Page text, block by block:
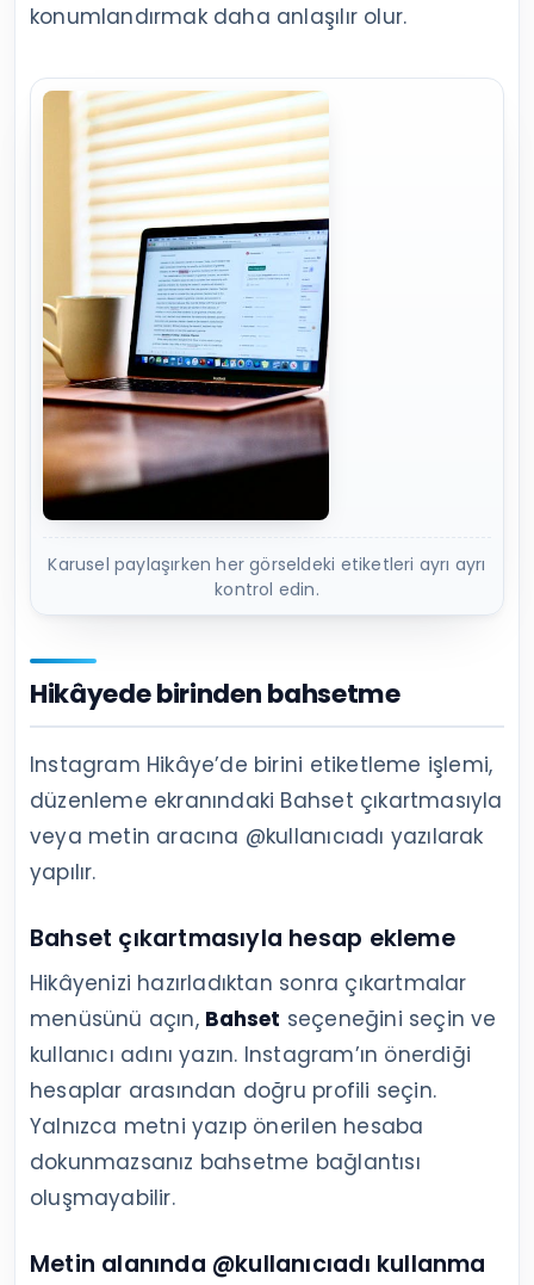
konumlandırmak daha anlaşılır olur.
Karusel paylaşırken her görseldeki etiketleri ayrı ayrı
kontrol edin.
Hikâyede birinden bahsetme
Instagram Hikâye’de birini etiketleme işlemi,
düzenleme ekranındaki Bahset çıkartmasıyla
veya metin aracına @kullanıcıadı yazılarak
yapılır.
Bahset çıkartmasıyla hesap ekleme
Hikâyenizi hazırladıktan sonra çıkartmalar
menüsünü açın, Bahset seçeneğini seçin ve
kullanıcı adını yazın. Instagram’ın önerdiği
hesaplar arasından doğru profili seçin.
Yalnızca metni yazıp önerilen hesaba
dokunmazsanız bahsetme bağlantısı
oluşmayabilir.
Metin alanında @kullanıcıadı kullanma